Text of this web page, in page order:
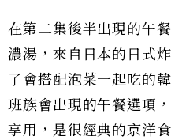
在第二集後半出現的午
濃湯，來自日本的日式
了會搭配泡菜一起吃的
班族會出現的午餐選項
享用，是很經典的京洋